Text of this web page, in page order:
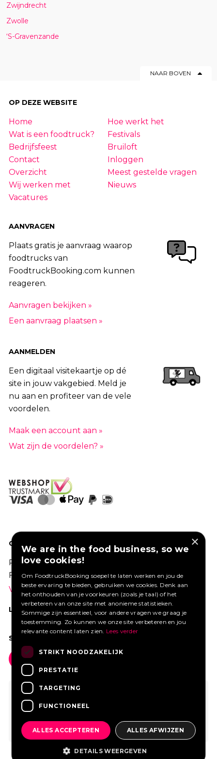
Zwijndrecht
Zwolle
‘S-Gravenzande
NAAR BOVEN
OP DEZE WEBSITE
Home
Hoe werkt het
Wat is een foodtruck?
Festivals
Bedrijfsfeest
Bruiloft
Contact
Inloggen
Overzicht
Meest gestelde vragen
Wij werken met
Nieuws
Vacatures
AANVRAGEN
Plaats gratis je aanvraag waarop
foodtrucks van
FoodtruckBooking.com kunnen
reageren.
Aanvragen bekijken »
Een aanvraag plaatsen »
AANMELDEN
Een digitaal visitekaartje op dé
site in jouw vakgebied. Meld je
nu aan en profiteer van de vele
voordelen.
Maak een account aan »
Wat zijn de voordelen? »
GOED VERZEKERD ONDERNEMEN?
Profiteer van een aantrekkelijke premie via
Foodtruckbooking.
Vraag een offerte aan.
LIKE ONS OP FACEBOOK
SOCIAL MEDIA
×
We are in the food business, so we
love cookies!
Om FoodtruckBooking soepel te laten werken en jou de
beste ervaring te bieden, gebruiken we cookies. Denk aan
het onthouden van je voorkeuren (zoals je taal) of het
verbeteren van onze site met anonieme statistieken.
Sommige zijn essentieel, voor andere vragen we graag je
toestemming. Zo kunnen we onze site verbeteren en jou
relevante content laten zien. Lees verder
STRIKT NOODZAKELIJK
PRESTATIE
TARGETING
FUNCTIONEEL
ALLES ACCEPTEREN ALLES AFWIJZEN
DETAILS WEERGEVEN